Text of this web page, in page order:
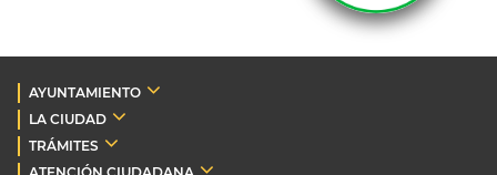
AYUNTAMIENTO
LA CIUDAD
TRÁMITES